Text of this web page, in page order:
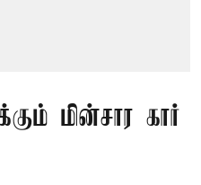
மின்சார கார்